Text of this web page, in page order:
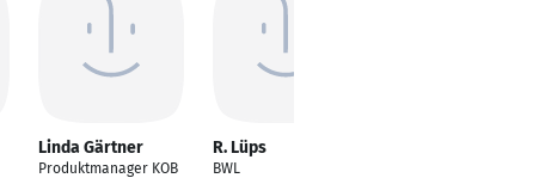
Linda Gärtner
Produktmanager KOB
R. Lüps
BWL